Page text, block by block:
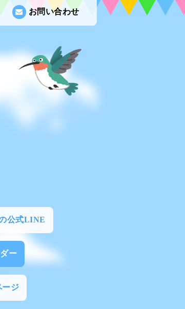
お問い合わせ
公式LINE
ー
ージ